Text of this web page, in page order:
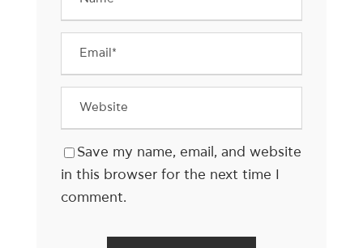
Save my name, email, and website
in this browser for the next time I
comment.